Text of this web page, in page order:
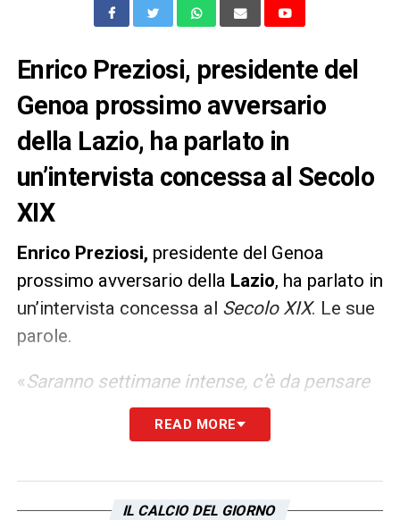
Enrico Preziosi, presidente del
Genoa prossimo avversario
della Lazio, ha parlato in
un’intervista concessa al Secolo
XIX
Enrico Preziosi, presidente del Genoa
prossimo avversario della Lazio, ha parlato in
un’intervista concessa al Secolo XIX. Le sue
parole.
«Saranno settimane intense, c’è da pensare
a lavorare a rinforzare la squadra. Dobbiamo
salvarci e ci salveremo.Cessione del club?
READ MORE
IL CALCIO DEL GIORNO